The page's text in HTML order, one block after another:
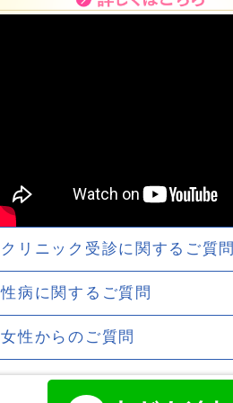
クリニック受診に関するご質問
性病に関するご質問
女性からのご質問